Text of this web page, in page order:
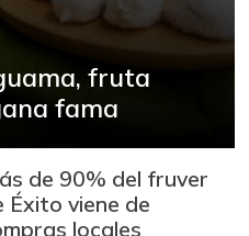
fruta
fama
de 90% del fruver
Éxito viene de
locales